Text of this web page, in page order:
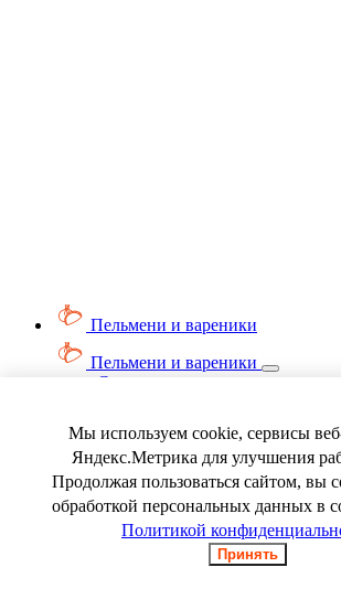
Пельмени и вареники
Пельмени и вареники
Смотреть весь раздел
Ягода замороженная
Мы используем cookie, сервисы
Яндекс.Метрика для улучшения
Продолжая пользоваться сайтом, вы
обработкой персональных данных в
Политикой
Принять